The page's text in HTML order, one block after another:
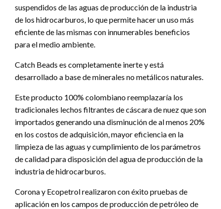
suspendidos de las aguas de producción de la industria
de los hidrocarburos, lo que permite hacer un uso más
eficiente de las mismas con innumerables beneficios
para el medio ambiente.
Catch Beads es completamente inerte y está
desarrollado a base de minerales no metálicos naturales.
Este producto 100% colombiano reemplazaría los
tradicionales lechos filtrantes de cáscara de nuez que son
importados generando una disminución de al menos 20%
en los costos de adquisición, mayor eficiencia en la
limpieza de las aguas y cumplimiento de los parámetros
de calidad para disposición del agua de producción de la
industria de hidrocarburos.
Corona y Ecopetrol realizaron con éxito pruebas de
aplicación en los campos de producción de petróleo de